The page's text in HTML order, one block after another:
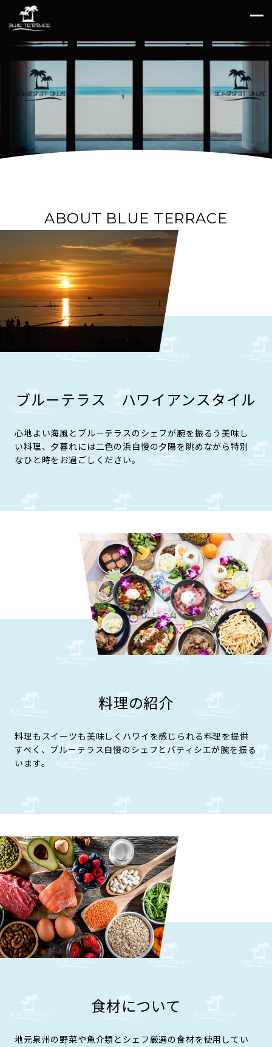
ABOUT BLUE TERRACE
ブルーテラス ハワイアンスタイル
心地よい海風とブルーテラスのシェフが腕を振るう美味し
い料理、夕暮れには二色の浜自慢の夕陽を眺めながら特別
なひと時をお過ごしください。
料理の紹介
料理もスイーツも美味しくハワイを感じられる料理を提供
すべく、ブルーテラス自慢のシェフとパティシエが腕を振る
います。
食材について
地元泉州の野菜や魚介類とシェフ厳選の食材を使用してい